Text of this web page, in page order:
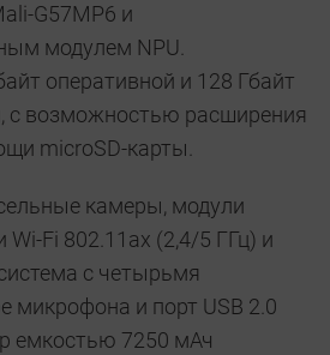
G57MP6 и
модулем NPU.
оперативной и 128 Гбайт
с возможностью расширения
microSD-карты.
камеры, модули
Wi-Fi 802.11ax (2,4/5 ГГц) и
с четырьмя
микрофона и порт USB 2.0
емкостью 7250 мАч